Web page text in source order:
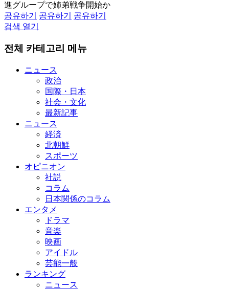
進グループで姉弟戦争開始か
공유하기
공유하기
공유하기
검색 열기
전체 카테고리 메뉴
ニュース
政治
国際・日本
社会・文化
最新記事
ニュース
経済
北朝鮮
スポーツ
オピニオン
社説
コラム
日本関係のコラム
エンタメ
ドラマ
音楽
映画
アイドル
芸能一般
ランキング
ニュース